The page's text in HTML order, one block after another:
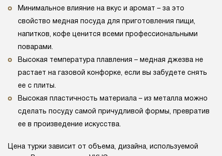
Минимальное влияние на вкус и аромат – за это
свойство медная посуда для приготовления пищи,
напитков, кофе ценится всеми профессиональными
поварами.
Высокая температура плавления – медная джезва не
растает на газовой конфорке, если вы забудете снять
ее с плиты.
Высокая пластичность материала – из металла можно
сделать посуду самой причудливой формы, превратив
ее в произведение искусства.
Цена турки зависит от объема, дизайна, используемой